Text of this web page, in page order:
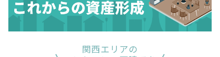
関西エリアの